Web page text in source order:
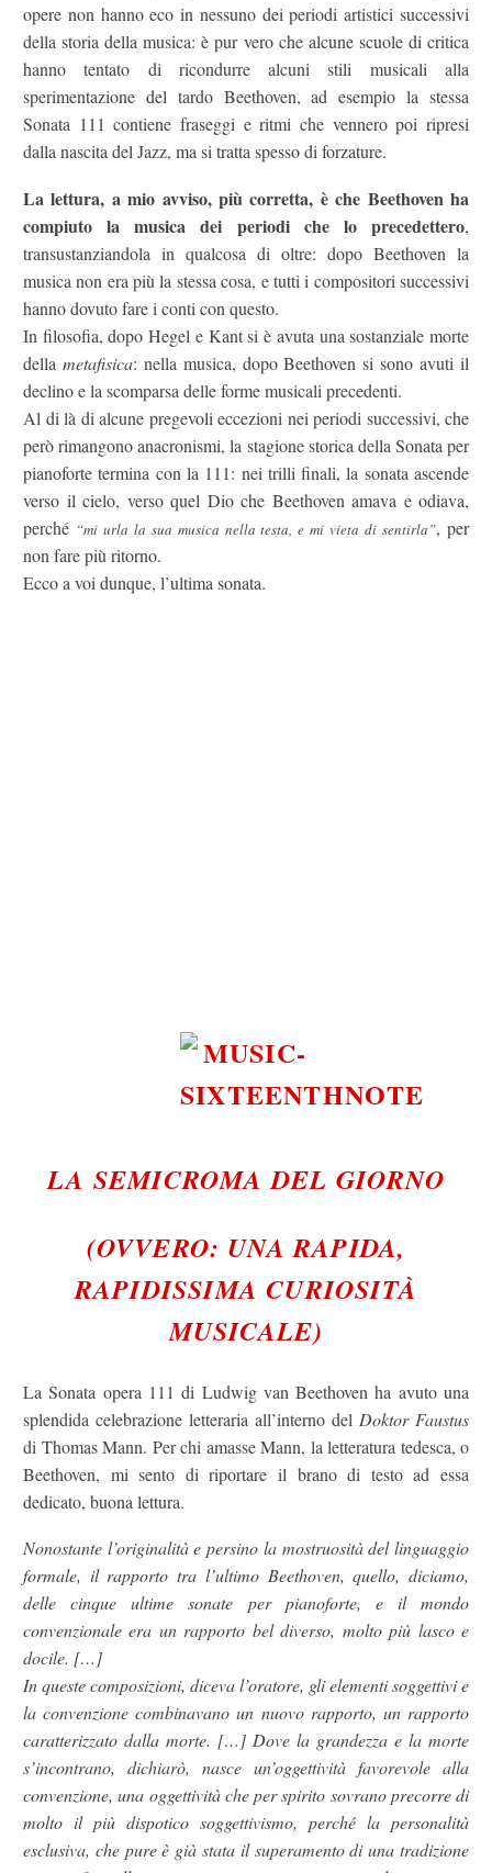
opere non hanno eco in nessuno dei periodi artistici successivi
della storia della musica: è pur vero che alcune scuole di critica
hanno tentato di ricondurre alcuni stili musicali alla
sperimentazione del tardo Beethoven, ad esempio la stessa
Sonata 111 contiene fraseggi e ritmi che vennero poi ripresi
dalla nascita del Jazz, ma si tratta spesso di forzature.
La lettura, a mio avviso, più corretta, è che Beethoven ha
compiuto la musica dei periodi che lo precedettero,
transustanziandola in qualcosa di oltre: dopo Beethoven la
musica non era più la stessa cosa, e tutti i compositori successivi
hanno dovuto fare i conti con questo.
In filosofia, dopo Hegel e Kant si è avuta una sostanziale morte
della metafisica: nella musica, dopo Beethoven si sono avuti il
declino e la scomparsa delle forme musicali precedenti.
Al di là di alcune pregevoli eccezioni nei periodi successivi, che
però rimangono anacronismi, la stagione storica della Sonata per
pianoforte termina con la 111: nei trilli finali, la sonata ascende
verso il cielo, verso quel Dio che Beethoven amava e odiava,
perché “mi urla la sua musica nella testa, e mi vieta di sentirla”, per
non fare più ritorno.
Ecco a voi dunque, l’ultima sonata.
LA SEMICROMA DEL GIORNO
(OVVERO: UNA RAPIDA,
RAPIDISSIMA CURIOSITÀ
MUSICALE)
La Sonata opera 111 di Ludwig van Beethoven ha avuto una
splendida celebrazione letteraria all’interno del Doktor Faustus
di Thomas Mann. Per chi amasse Mann, la letteratura tedesca, o
Beethoven, mi sento di riportare il brano di testo ad essa
dedicato, buona lettura.
Nonostante l’originalità e persino la mostruosità del linguaggio
formale, il rapporto tra l’ultimo Beethoven, quello, diciamo,
delle cinque ultime sonate per pianoforte, e il mondo
convenzionale era un rapporto bel diverso, molto più lasco e
docile. […]
In queste composizioni, diceva l’oratore, gli elementi soggettivi e
la convenzione combinavano un nuovo rapporto, un rapporto
caratterizzato dalla morte. […] Dove la grandezza e la morte
s’incontrano, dichiarò, nasce un’oggettività favorevole alla
convenzione, una oggettività che per spirito sovrano precorre di
molto il più dispotico soggettivismo, perché la personalità
esclusiva, che pure è già stata il superamento di una tradizione